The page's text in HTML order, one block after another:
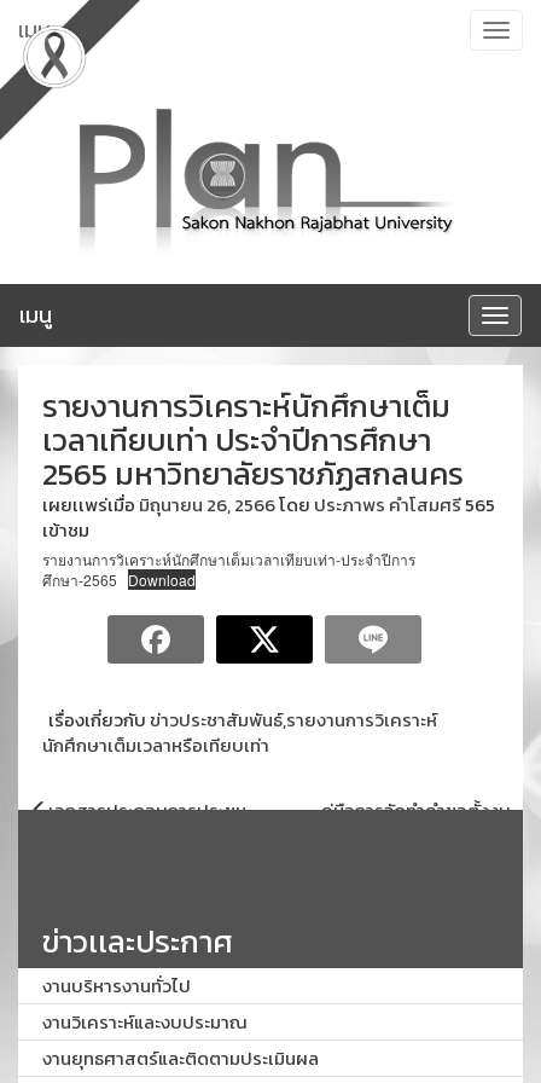
ไป
ยัง
เนื้อหา
Toggle
เมนู
Toggle
เมนู
รายงานการวิเคราะห์นักศึกษาเต็ม
เวลาเทียบเท่า ประจำปีการศึกษา
2565 มหาวิทยาลัยราชภัฏสกลนคร
เผยเเพร่เมื่อ มิถุนายน 26, 2566โดย ประภาพร คำโสมศรี565
เข้าชม
รายงานการวิเคราะห์นักศึกษาเต็มเวลาเทียบเท่า-ประจำปีการ
ศึกษา-2565
Download
เรื่องเกี่ยวกับ ข่าวประชาสัมพันธ์,รายงานการวิเคราะห์
นักศึกษาเต็มเวลาหรือเทียบเท่า
แนะแนว
เอกสารประกอบการประชุม
คู่มือการจัดทำคำขอตั้งงบ
ข่าวเเละประกาศ
งานบริหารงานทั่วไป
งานวิเคราะห์และงบประมาณ
งานยุทธศาสตร์และติดตามประเมินผล